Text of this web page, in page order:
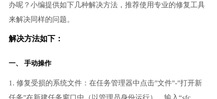
办呢？小编提供如下几种解决方法，推荐使用专业的修复工具
来解决同样的问题。
解决方法如下：
一、 手动操作
1. 修复受损的系统文件：在任务管理器中点击"文件"-"打开新
任务"在新建任务窗口中（以管理员身份运行），输入“sfc